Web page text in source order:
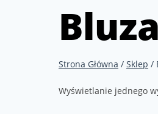
Strona Główna / Sklep /
Wyświetlanie jednego